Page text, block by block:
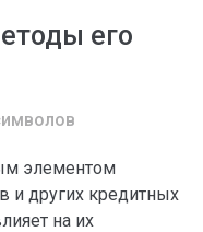
его
элементом
и других кредитных
на их